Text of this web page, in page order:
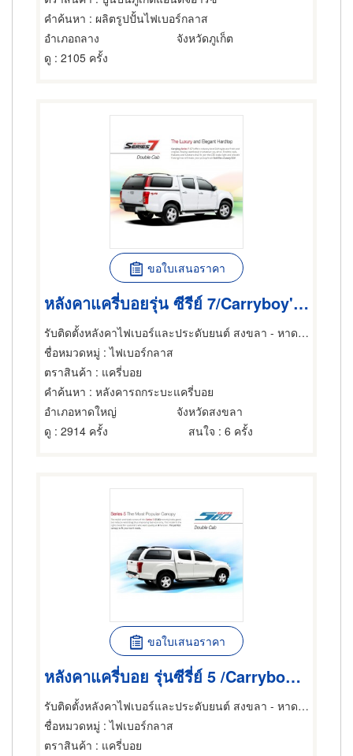
คำค้นหา : ผลิตรูปปั้นไฟเบอร์กลาส
อำเภอถลาง
จังหวัดภูเก็ต
ดู : 2105 ครั้ง
ขอใบเสนอราคา
หลังคาแครี่บอยรุ่น ซีรีย์ 7/Carryboy's Canopy Series 7
รับติดตั้งหลังคาไฟเบอร์และประดับยนต์ สงขลา - หาดใหญ่ไฟเบอร์
ชื่อหมวดหมู่ : ไฟเบอร์กลาส
ตราสินค้า : แครี่บอย
คำค้นหา : หลังคารถกระบะแครี่บอย
อำเภอหาดใหญ่
จังหวัดสงขลา
ดู : 2914 ครั้ง สนใจ : 6 ครั้ง
ขอใบเสนอราคา
หลังคาแครี่บอย รุ่นซีรี่ย์ 5 /Carryboy's Canopy Series 5
รับติดตั้งหลังคาไฟเบอร์และประดับยนต์ สงขลา - หาดใหญ่ไฟเบอร์
ชื่อหมวดหมู่ : ไฟเบอร์กลาส
ตราสินค้า : แครี่บอย